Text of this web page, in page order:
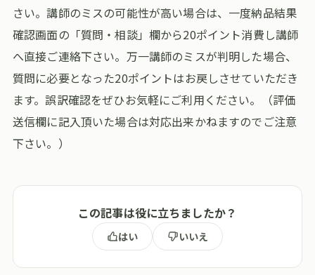
さい。講師のミスの可能性が高い場合は、一度納品結果
確認画面の「質問・相談」欄から20ポイント消費し講師
へ直接ご連絡下さい。万一講師のミスが判明した場合、
質問に必要となった20ポイントはお戻しさせていただき
ます。誤訳確認をぜひお気軽にご利用ください。（評価
送信欄に記入頂いた場合は対応出来かねますのでご注意
下さい。）
この記事は役に立ちましたか？
はい いいえ